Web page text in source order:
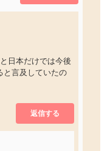
日本だけでは今後
と言及していたの
返信する